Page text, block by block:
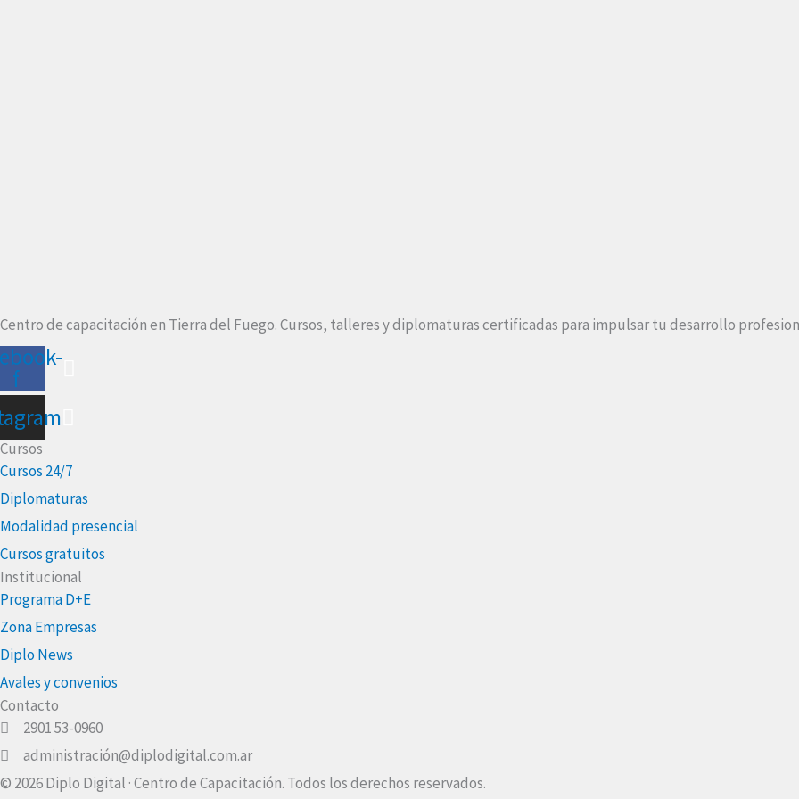
Centro de capacitación en Tierra del Fuego. Cursos, talleres y diplomaturas certificadas para impulsar tu desarrollo
f
Cursos
Cursos 24/7
Diplomaturas
Modalidad presencial
Cursos gratuitos
Institucional
Programa D+E
Zona Empresas
Diplo News
Avales y convenios
Contacto
2901 53-0960
administración@diplodigital.com.ar
© 2026 Diplo Digital · Centro de Capacitación. Todos los derechos reservados.